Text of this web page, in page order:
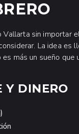
sin importar
La idea es
más un sueño que
Y DINERO